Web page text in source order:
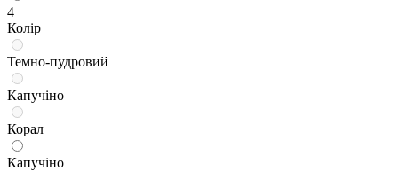
4
Колір
Темно-пудровий
Капучіно
Корал
Капучіно